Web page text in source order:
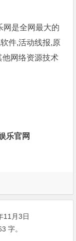
网是全网最大的
件,活动线报,原
他网络资源技术
乐官网
11月3日
字。